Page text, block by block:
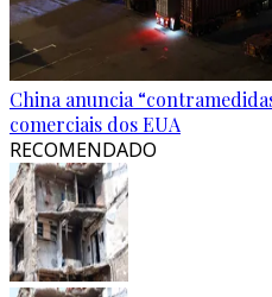
China anuncia
comerciais dos EUA
RECOMENDADO